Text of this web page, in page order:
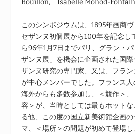
Bouillon, Isabelle Monod-
このシンポジウムは、1895年画商
セザンヌ初個展から100年を記念し
ら96年1月7日までパリ、グラン・
ザンヌ展」を機会に企画された国
ザンヌ研究の専門家、又は、フラ
が中心メンバーでした。フランス
海外からも多数参加し、＜競作＞
容＞が、当時としては最もホット
る他、この度の国立新美術館企画
マ、＜場所＞の問題が初めて登場し